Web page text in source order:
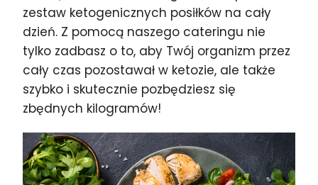
zestaw ketogenicznych posiłków na cały
dzień. Z pomocą naszego cateringu nie
tylko zadbasz o to, aby Twój organizm przez
cały czas pozostawał w ketozie, ale także
szybko i skutecznie pozbędziesz się
zbędnych kilogramów!